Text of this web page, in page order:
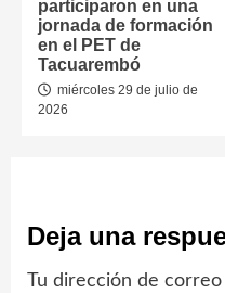
participaron en una
jornada de formación
en el PET de
Tacuarembó
miércoles 29 de julio de
2026
Deja una
Tu dirección de